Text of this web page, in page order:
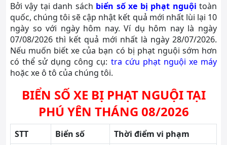
Bởi vậy tại danh sách biển số xe bị phạt nguội toàn
quốc, chúng tôi sẽ cập nhật kết quả mới nhất lùi lại 10
ngày so với ngày hôm nay. Ví dụ hôm nay là ngày
07/08/2026 thì kết quả mới nhất là ngày 28/07/2026.
Nếu muốn biết xe của bạn có bị phạt nguội sớm hơn
có thể sử dụng công cụ: tra cứu phạt nguội xe máy
hoặc xe ô tô của chúng tôi.
BIỂN SỐ XE BỊ PHẠT NGUỘI TẠI
PHÚ YÊN THÁNG 08/2026
STT Biển số Thời điểm vi phạm